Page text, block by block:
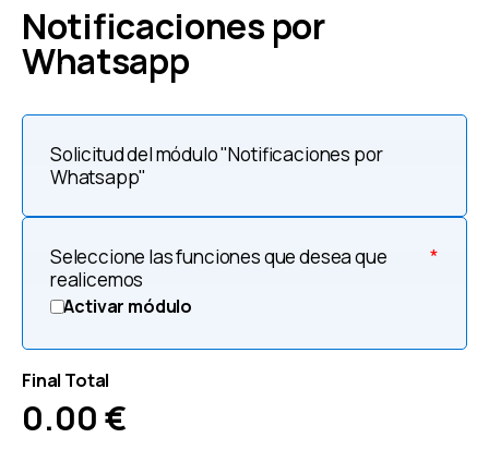
Notificaciones por
Whatsapp
Solicitud del módulo "Notificaciones por
Whatsapp"
*
Seleccione las funciones que desea que
realicemos
Activar módulo
Final Total
0.00€